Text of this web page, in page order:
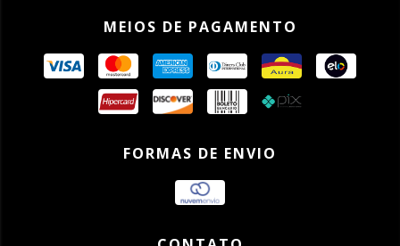
MEIOS DE PAGAMENTO
FORMAS DE ENVIO